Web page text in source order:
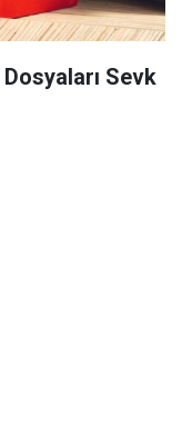
Sevk